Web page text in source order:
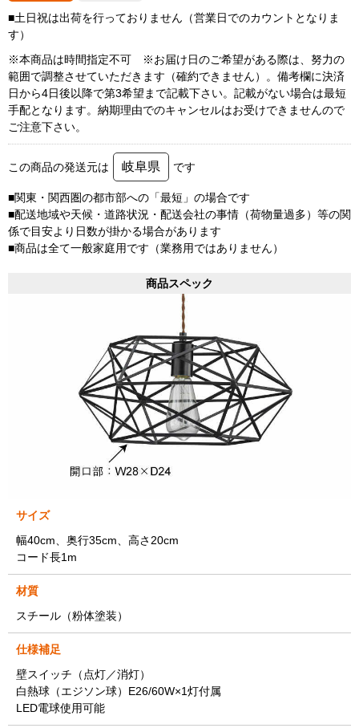
■土日祝は出荷を行っておりません（営業日でのカウントとなりま
す）
※本商品は時間指定不可 ※お届け日のご希望がある際は、努力の
範囲で調整させていただきます（確約できません）。備考欄に決済
日から4日後以降で第3希望まで記載下さい。記載がない場合は最短
手配となります。納期理由でのキャンセルはお受けできませんので
ご注意下さい。
この商品の発送元は 岐阜県 です
■関東・関西圏の都市部への「最短」の場合です
■配送地域や天候・道路状況・配送会社の事情（荷物量過多）等の関
係で目安より日数が掛かる場合があります
■商品は全て一般家庭用です（業務用ではありません）
商品スペック
サイズ
幅40cm、奥行35cm、高さ20cm
コード長1m
材質
スチール（粉体塗装）
仕様補足
壁スイッチ（点灯／消灯）
白熱球（エジソン球）E26/60W×1灯付属
LED電球使用可能